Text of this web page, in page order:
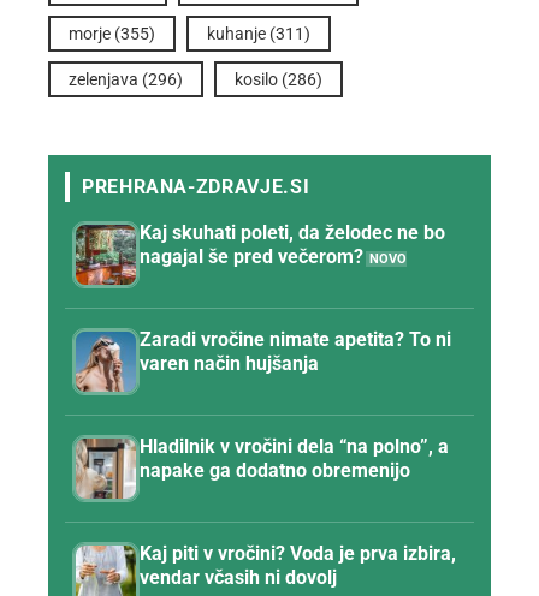
morje (355) kuhanje (311)
zelenjava (296) kosilo (286)
Kaj skuhati poleti, da želodec ne bo
nagajal še pred večerom?
Zaradi vročine nimate apetita? To ni
varen način hujšanja
Hladilnik v vročini dela “na polno”, a
napake ga dodatno obremenijo
Kaj piti v vročini? Voda je prva izbira,
vendar včasih ni dovolj